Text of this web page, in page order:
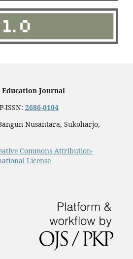
Journal
ISSN: 2686-0104
Nusantara, Sukoharjo,
Commons Attribution-
License